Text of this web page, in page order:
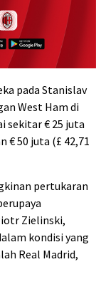
pada Stanislav
West Ham di
sekitar € 25 juta
€ 50 juta (£ 42,71
pertukaran
Zielinski,
kondisi yang
Real Madrid,